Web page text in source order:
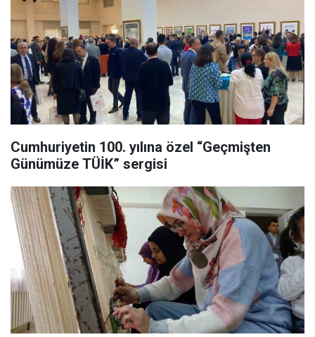
Cumhuriyetin 100. yılına özel “Geçmişten
Günümüze TÜİK” sergisi